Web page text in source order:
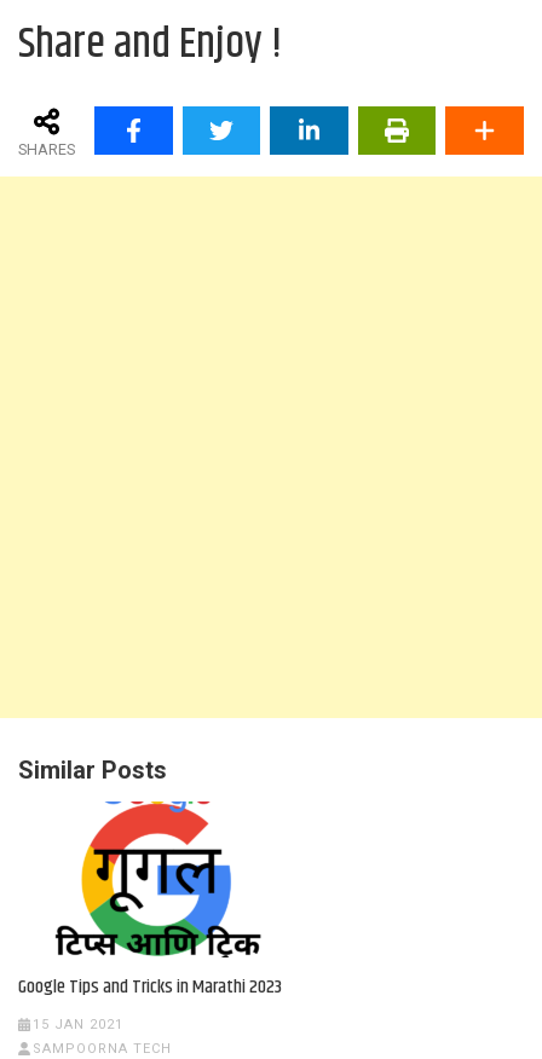
Share and Enjoy !
SHARES
Similar Posts
Google Tips and Tricks in Marathi 2023
15 JAN 2021
SAMPOORNA TECH